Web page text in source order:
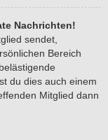
Nachrichten!
sendet,
Bereich
du dies auch einem
Mitglied dann